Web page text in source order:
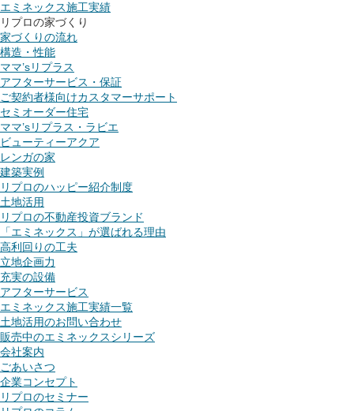
エミネックス施工実績
リプロの家づくり
家づくりの流れ
構造・性能
ママ’sリプラス
アフターサービス・保証
ご契約者様向けカスタマーサポート
セミオーダー住宅
ママ’sリプラス・ラビエ
ビューティーアクア
レンガの家
建築実例
リプロのハッピー紹介制度
土地活用
リプロの不動産投資ブランド
「エミネックス」が選ばれる理由
高利回りの工夫
立地企画力
充実の設備
アフターサービス
エミネックス施工実績一覧
土地活用のお問い合わせ
販売中のエミネックスシリーズ
会社案内
ごあいさつ
企業コンセプト
リプロのセミナー